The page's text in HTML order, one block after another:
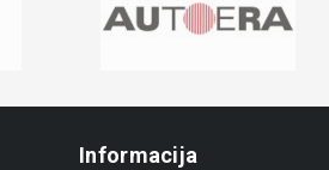
Informacija